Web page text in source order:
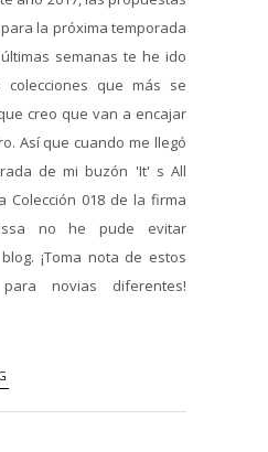
la próxima temporada
semanas te he ido
colecciones que más se
creo que van a encajar
Así que cuando me llegó
de mi buzón 'It' s All
Colección 018 de la firma
no he pude evitar
¡Toma nota de estos
novias diferentes!